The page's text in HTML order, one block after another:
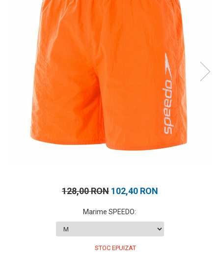
Accesorii inot
Genti si rucsacuri
Tricouri, pantaloni, bluze
Costume profesionale inot
128,00 RON 102,40 RON
Marime SPEEDO:
STOC EPUIZAT